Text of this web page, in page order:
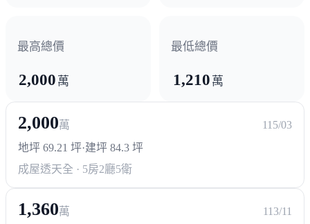
最高總價
2,000 萬
最低總價
1,210 萬
2,000萬
115/03
地坪 69.21 坪·建坪 84.3 坪
成屋透天全 · 5房2廳5衛
1,360萬
113/11